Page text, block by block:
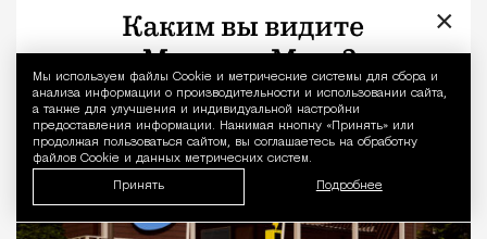
Уведомление
Мы используем файлы Сookie и метрические системы для сбора и
анализа информации о производительности и использовании сайта,
а также для улучшения и индивидуальной настройки
предоставления информации. Нажимая кнопку «Принять» или
продолжая пользоваться сайтом, вы соглашаетесь на обработку
файлов Cookie и данных метрических систем.
Принять Подробнее
отдыхающим, не покупая билет?
×